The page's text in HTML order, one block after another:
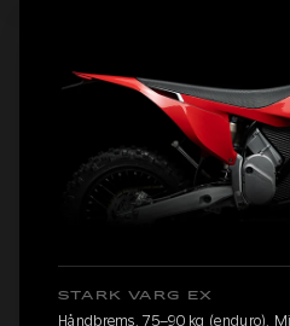
STARK VARG EX
Håndbrems, 75–90 kg (enduro),